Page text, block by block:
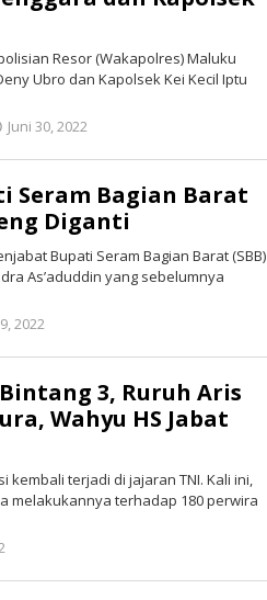
Resor (Wakapolres) Maluku
Ubro dan Kapolsek Kei Kecil Iptu
Juni 30, 2022
Seram Bagian Barat
Diganti
Bupati Seram Bagian Barat (SBB)
As’aduddin yang sebelumnya
2022
3, Ruruh Aris
Wahyu HS Jabat
kembali terjadi di jajaran TNI. Kali ini,
melakukannya terhadap 180 perwira